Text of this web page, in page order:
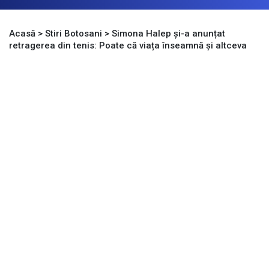
Acasă > Stiri Botosani > Simona Halep și-a anunțat
retragerea din tenis: Poate că viața înseamnă și altceva